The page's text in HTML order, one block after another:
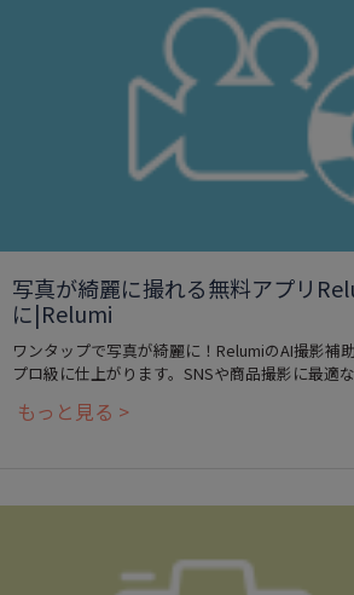
写真が綺麗に撮れる無料アプリ
に|Relumi
ワンタップで写真が綺麗に！RelumiのAI撮影補
プロ級に仕上がります。SNSや商品撮影に最適
もっと見る >